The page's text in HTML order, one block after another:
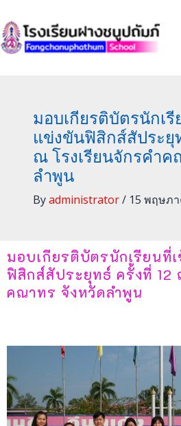
to
content
มอบเกียรติบัตรนักเรี
แข่งขันฟิสิกส์สัประยุ
ณ โรงเรียนจักรคำ
ลำพูน
Byadministrator/ 15 พฤษภ
มอบเกียรติบัตรนักเรียนที่
ฟิสิกส์สัประยุทธ์ ครั้งที่ 12
คณาทร จังหวัดลำพูน